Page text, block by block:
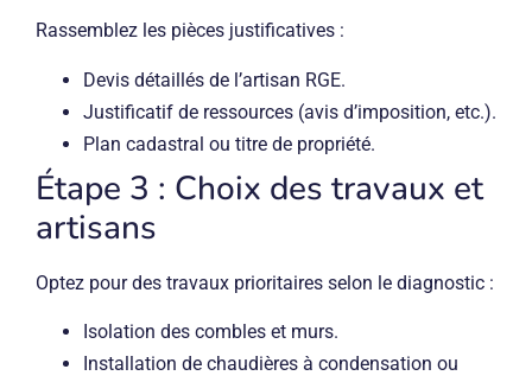
Rassemblez les pièces justificatives :
Devis détaillés de l’artisan RGE.
Justificatif de ressources (avis d’imposition, etc.).
Plan cadastral ou titre de propriété.
Étape 3 : Choix des travaux et
artisans
Optez pour des travaux prioritaires selon le diagnostic :
Isolation des combles et murs.
Installation de chaudières à condensation ou